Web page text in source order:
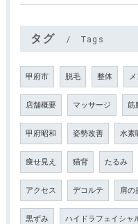
タグ Tags
甲府市 脱毛 整体
店舗概要 マッサージ 筋
甲府昭和 姿勢改善 水素
痩せ見え 猫背 たるみ
アクセス デコルテ 肩の
黒ずみ ハイドラフェイシャ